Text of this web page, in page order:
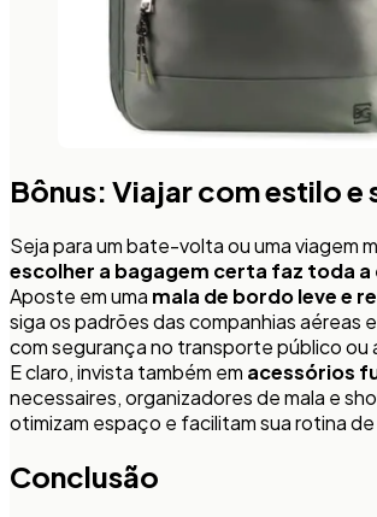
Bônus: Viajar com estilo e
Seja para um bate-volta ou uma viagem
escolher a bagagem certa faz toda
Aposte em uma mala de bordo leve e
siga os padrões das companhias aéreas
com segurança no transporte público ou
E claro, invista também em acessórios
necessaires, organizadores de mala e
otimizam espaço e facilitam sua rotina de
Conclusão